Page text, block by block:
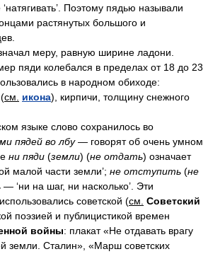
Поэтому пядью называли
растянутых большого и
меру, равную ширине ладони.
пяди колебался в пределах от 18 до 23
в народном обиходе:
см. икона), кирпичи, толщину снежного
языке слово сохранилось во
пядей во лбу— говорят об очень умном
ни пяди (земли) (не отдать) означает
малой части земли’; не отступить (не
— ‘ни на шаг, ни насколько’. Эти
советской (см. Советский
поэзией и публицистикой времен
войны: плакат «Не отдавать врагу
земли. Сталин», «Марш советских